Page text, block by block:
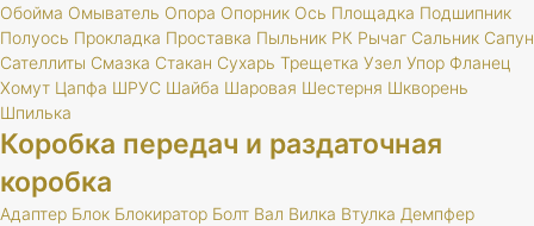
Обойма Омыватель Опора Опорник Ось Площадка Подшипник
Полуось Прокладка Проставка Пыльник РК Рычаг Сальник Сапун
Сателлиты Смазка Стакан Сухарь Трещетка Узел Упор Фланец
Хомут Цапфа ШРУС Шайба Шаровая Шестерня Шкворень
Шпилька
Коробка передач и раздаточная
коробка
Адаптер Блок Блокиратор Болт Вал Вилка Втулка Демпфер